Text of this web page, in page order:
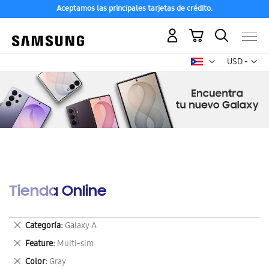
Aceptamos las principales tarjetas de crédito.
USD -
dólar
Mi carrito
Tienda Online
Categoría Galaxy A
Eliminar
este
artículo
Feature Multi-sim
Eliminar
este
Color Gray
Eliminar